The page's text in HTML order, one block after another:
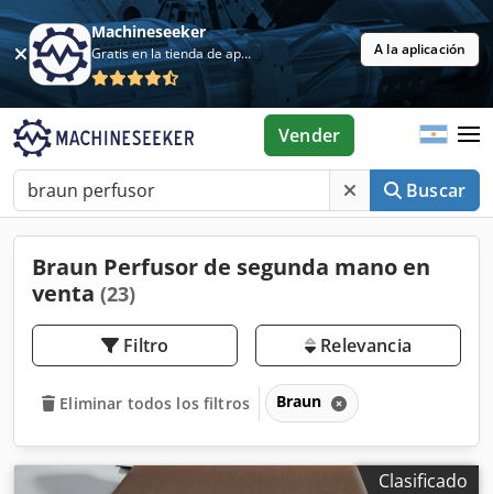
Machineseeker
Gratis en la tienda de aplicaciones A la aplicación
Buscar
Vender
Braun Perfusor de segunda mano en
venta (23)
Filtro Relevancia
Eliminar todos los filtros Braun
Clasificado